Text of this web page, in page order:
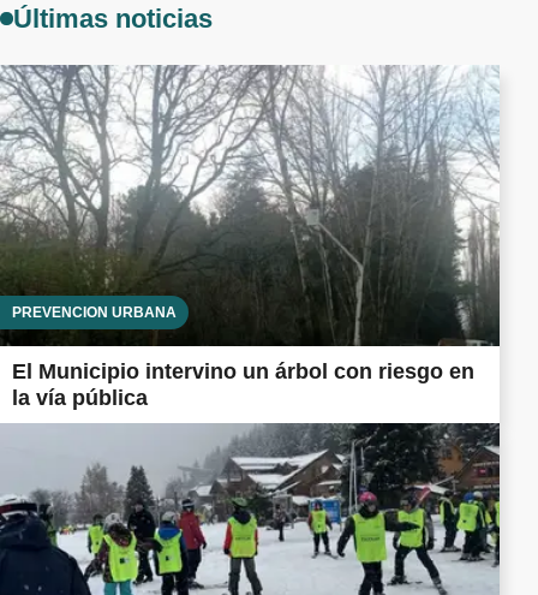
Últimas noticias
PREVENCIÓN URBANA
El Municipio intervino un árbol con riesgo en
la vía pública